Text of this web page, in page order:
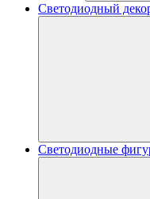
Светодиодный
Светодиодные